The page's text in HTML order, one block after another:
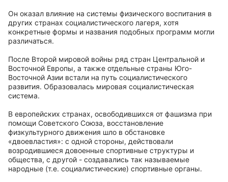
Он оказал влияние на системы физического воспитания в
других странах социалистического лагеря, хотя
конкретные формы и названия подобных программ могли
различаться.
После Второй мировой войны ряд стран Центральной и
Восточной Европы, а также отдельные страны Юго-
Восточной Азии встали на путь социалистического
развития. Образовалась мировая социалистическая
система.
В европейских странах, освободившихся от фашизма при
помощи Советского Союза, восстановление
физкультурного движения шло в обстановке
«двоевластия»: с одной стороны, действовали
возродившиеся довоенные спортивные структуры и
общества, с другой - создавались так называемые
народные (т.е. социалистические) спортивные органы.